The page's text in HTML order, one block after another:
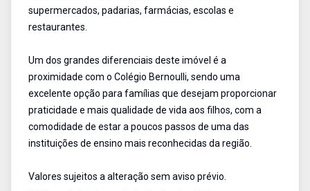
supermercados, padarias, farmácias, escolas e
restaurantes.
Um dos grandes diferenciais deste imóvel é a
proximidade com o Colégio Bernoulli, sendo uma
excelente opção para famílias que desejam proporcionar
praticidade e mais qualidade de vida aos filhos, com a
comodidade de estar a poucos passos de uma das
instituições de ensino mais reconhecidas da região.
Valores sujeitos a alteração sem aviso prévio.